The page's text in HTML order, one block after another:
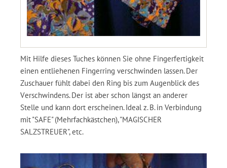
Mit Hilfe dieses Tuches können Sie ohne Fingerfertigkeit
einen entliehenen Fingerring verschwinden lassen. Der
Zuschauer fühlt dabei den Ring bis zum Augenblick des
Verschwindens. Der ist aber schon längst an anderer
Stelle und kann dort erscheinen. Ideal z. B. in Verbindung
mit "SAFE" (Mehrfachkästchen), "MAGISCHER
SALZSTREUER", etc.